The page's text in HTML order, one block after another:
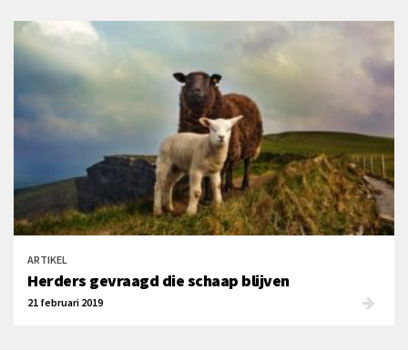
ARTIKEL
Herders gevraagd die schaap blijven
21 februari 2019